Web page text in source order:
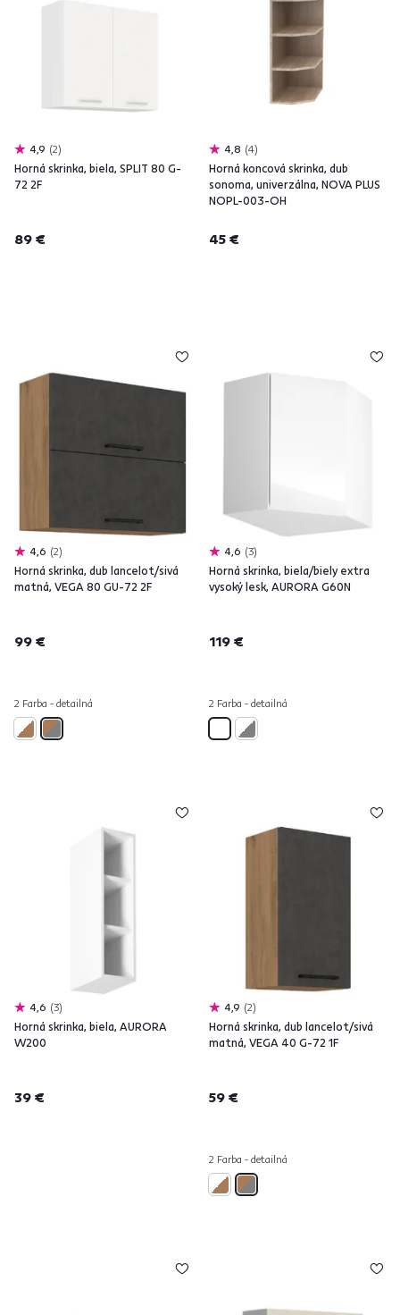
4,9 2
Horná skrinka, biela, SPLIT 80 G-
72 2F
89 €
4,8 4
Horná koncová skrinka, dub
sonoma, univerzálna, NOVA PLUS
NOPL-003-OH
45 €
4,6 2
Horná skrinka, dub lancelot/sivá
matná, VEGA 80 GU-72 2F
99 €
2 Farba - detailná
4,6 3
Horná skrinka, biela/biely extra
vysoký lesk, AURORA G60N
119 €
2 Farba - detailná
4,6 3
Horná skrinka, biela, AURORA
W200
39 €
4,9 2
Horná skrinka, dub lancelot/sivá
matná, VEGA 40 G-72 1F
59 €
2 Farba - detailná